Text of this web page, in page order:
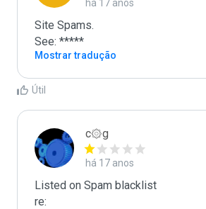
há 17 anos
Site Spams.
See: *****
Mostrar tradução
Útil
c۞g
há 17 anos
Listed on Spam blacklist
re: